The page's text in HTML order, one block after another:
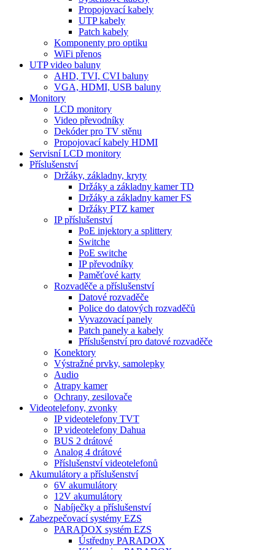
Propojovací kabely
UTP kabely
Patch kabely
Komponenty pro optiku
WiFi přenos
UTP video baluny
AHD, TVI, CVI baluny
VGA, HDMI, USB baluny
Monitory
LCD monitory
Video převodníky
Dekóder pro TV stěnu
Propojovací kabely HDMI
Servisní LCD monitory
Příslušenství
Držáky, základny, kryty
Držáky a základny kamer TD
Držáky a základny kamer FS
Držáky PTZ kamer
IP příslušenství
PoE injektory a splittery
Switche
PoE switche
IP převodníky
Paměťové karty
Rozvaděče a příslušenství
Datové rozvaděče
Police do datových rozvaděčů
Vyvazovací panely
Patch panely a kabely
Příslušenství pro datové rozvaděče
Konektory
Výstražné prvky, samolepky
Audio
Atrapy kamer
Ochrany, zesilovače
Videotelefony, zvonky
IP videotelefony TVT
IP videotelefony Dahua
BUS 2 drátové
Analog 4 drátové
Příslušenství videotelefonů
Akumulátory a příslušenství
6V akumulátory
12V akumulátory
Nabíječky a příslušenství
Zabezpečovací systémy EZS
PARADOX systém EZS
Ústředny PARADOX